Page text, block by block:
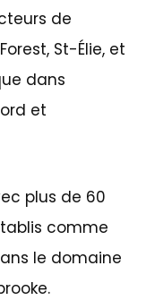
de
St-Élie, et
dans
et
plus de 60
comme
le domaine